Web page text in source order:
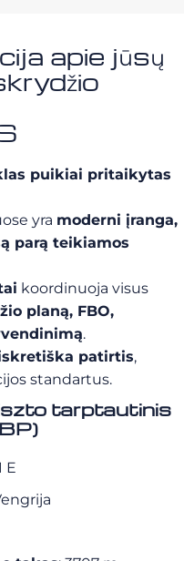
apie jūsų
puikiai pritaikytas
yra moderni įranga,
parą teikiamos
koordinuoja visus
planą, FBO,
.
patirtis,
standartus.
tarptautinis
E